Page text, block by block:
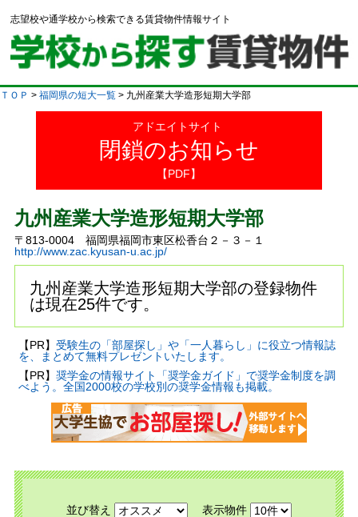
志望校や通学校から検索できる賃貸物件情報サイト
ＴＯＰ > 福岡県の短大一覧 > 九州産業大学造形短期大学部
アドエイトサイト
閉鎖のお知らせ
【PDF】
九州産業大学造形短期大学部
〒813-0004 福岡県福岡市東区松香台２－３－１
http://www.zac.kyusan-u.ac.jp/
九州産業大学造形短期大学部の登録物件
は現在25件です。
【PR】 受験生の「部屋探し」や「一人暮らし」に役立つ情報誌
を、まとめて無料プレゼントいたします。
【PR】 奨学金の情報サイト「奨学金ガイド」で奨学金制度を調
べよう。全国2000校の学校別の奨学金情報も掲載。
並び替え 表示物件